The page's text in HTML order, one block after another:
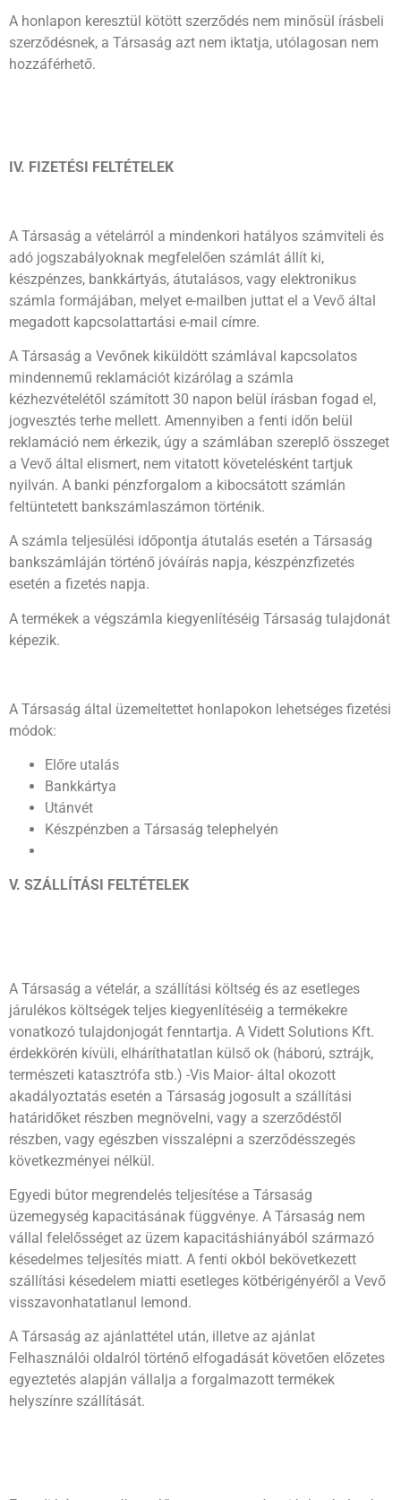
A honlapon keresztül kötött szerződés nem minősül írásbeli
szerződésnek, a Társaság azt nem iktatja, utólagosan nem
hozzáférhető.
IV. FIZETÉSI FELTÉTELEK
A Társaság a vételárról a mindenkori hatályos számviteli és
adó jogszabályoknak megfelelően számlát állít ki,
készpénzes, bankkártyás, átutalásos, vagy elektronikus
számla formájában, melyet e-mailben juttat el a Vevő által
megadott kapcsolattartási e-mail címre.
A Társaság a Vevőnek kiküldött számlával kapcsolatos
mindennemű reklamációt kizárólag a számla
kézhezvételétől számított 30 napon belül írásban fogad el,
jogvesztés terhe mellett. Amennyiben a fenti időn belül
reklamáció nem érkezik, úgy a számlában szereplő összeget
a Vevő által elismert, nem vitatott követelésként tartjuk
nyilván. A banki pénzforgalom a kibocsátott számlán
feltüntetett bankszámlaszámon történik.
A számla teljesülési időpontja átutalás esetén a Társaság
bankszámláján történő jóváírás napja, készpénzfizetés
esetén a fizetés napja.
A termékek a végszámla kiegyenlítéséig Társaság tulajdonát
képezik.
A Társaság által üzemeltettet honlapokon lehetséges fizetési
módok:
Előre utalás
Bankkártya
Utánvét
Készpénzben a Társaság telephelyén
V. SZÁLLÍTÁSI FELTÉTELEK
A Társaság a vételár, a szállítási költség és az esetleges
járulékos költségek teljes kiegyenlítéséig a termékekre
vonatkozó tulajdonjogát fenntartja. A Vidett Solutions Kft.
érdekkörén kívüli, elháríthatatlan külső ok (háború, sztrájk,
természeti katasztrófa stb.) -Vis Maior- által okozott
akadályoztatás esetén a Társaság jogosult a szállítási
határidőket részben megnövelni, vagy a szerződéstől
részben, vagy egészben visszalépni a szerződésszegés
következményei nélkül.
Egyedi bútor megrendelés teljesítése a Társaság
üzemegység kapacitásának függvénye. A Társaság nem
vállal felelősséget az üzem kapacitáshiányából származó
késedelmes teljesítés miatt. A fenti okból bekövetkezett
szállítási késedelem miatti esetleges kötbérigényéről a Vevő
visszavonhatatlanul lemond.
A Társaság az ajánlattétel után, illetve az ajánlat
Felhasználói oldalról történő elfogadását követően előzetes
egyeztetés alapján vállalja a forgalmazott termékek
helyszínre szállítását.